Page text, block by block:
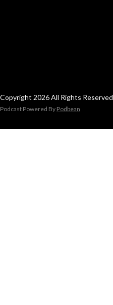
Copyright 2026 All Rights Reserved
Podcast Powered By Podbean